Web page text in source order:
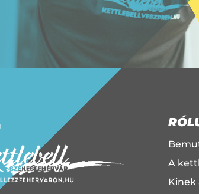
A
Kinek